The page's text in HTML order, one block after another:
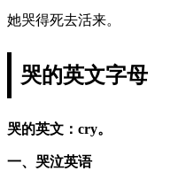
她哭得死去活来。
哭的英文字母
哭的英文：cry。
一、哭泣英语